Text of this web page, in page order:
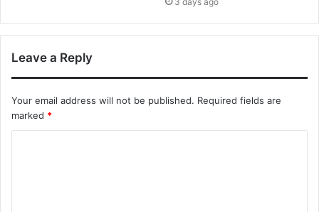
Leave a Reply
Your email address will not be published. Required fields are
marked *